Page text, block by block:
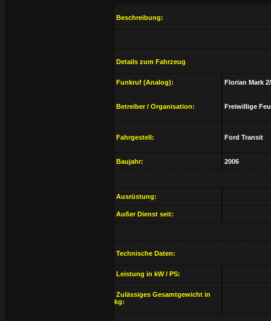
Beschreibung:
Details zum Fahrzeug
Funkruf (Analog): Florian Mark
Betreiber / Organisation: Freiwillige
Fahrgestell: Ford Transit
Baujahr: 2006
Ausrüstung:
Außer Dienst seit:
Technische Daten:
Leistung in kW / PS:
Zulässiges Gesamtgewicht in
kg: